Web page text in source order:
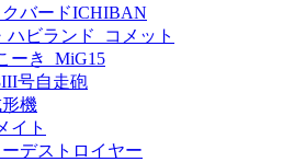
バードICHIBAN
ハビランド_コメット
ーき_MiG15
号自走砲
機
イト
デストロイヤー